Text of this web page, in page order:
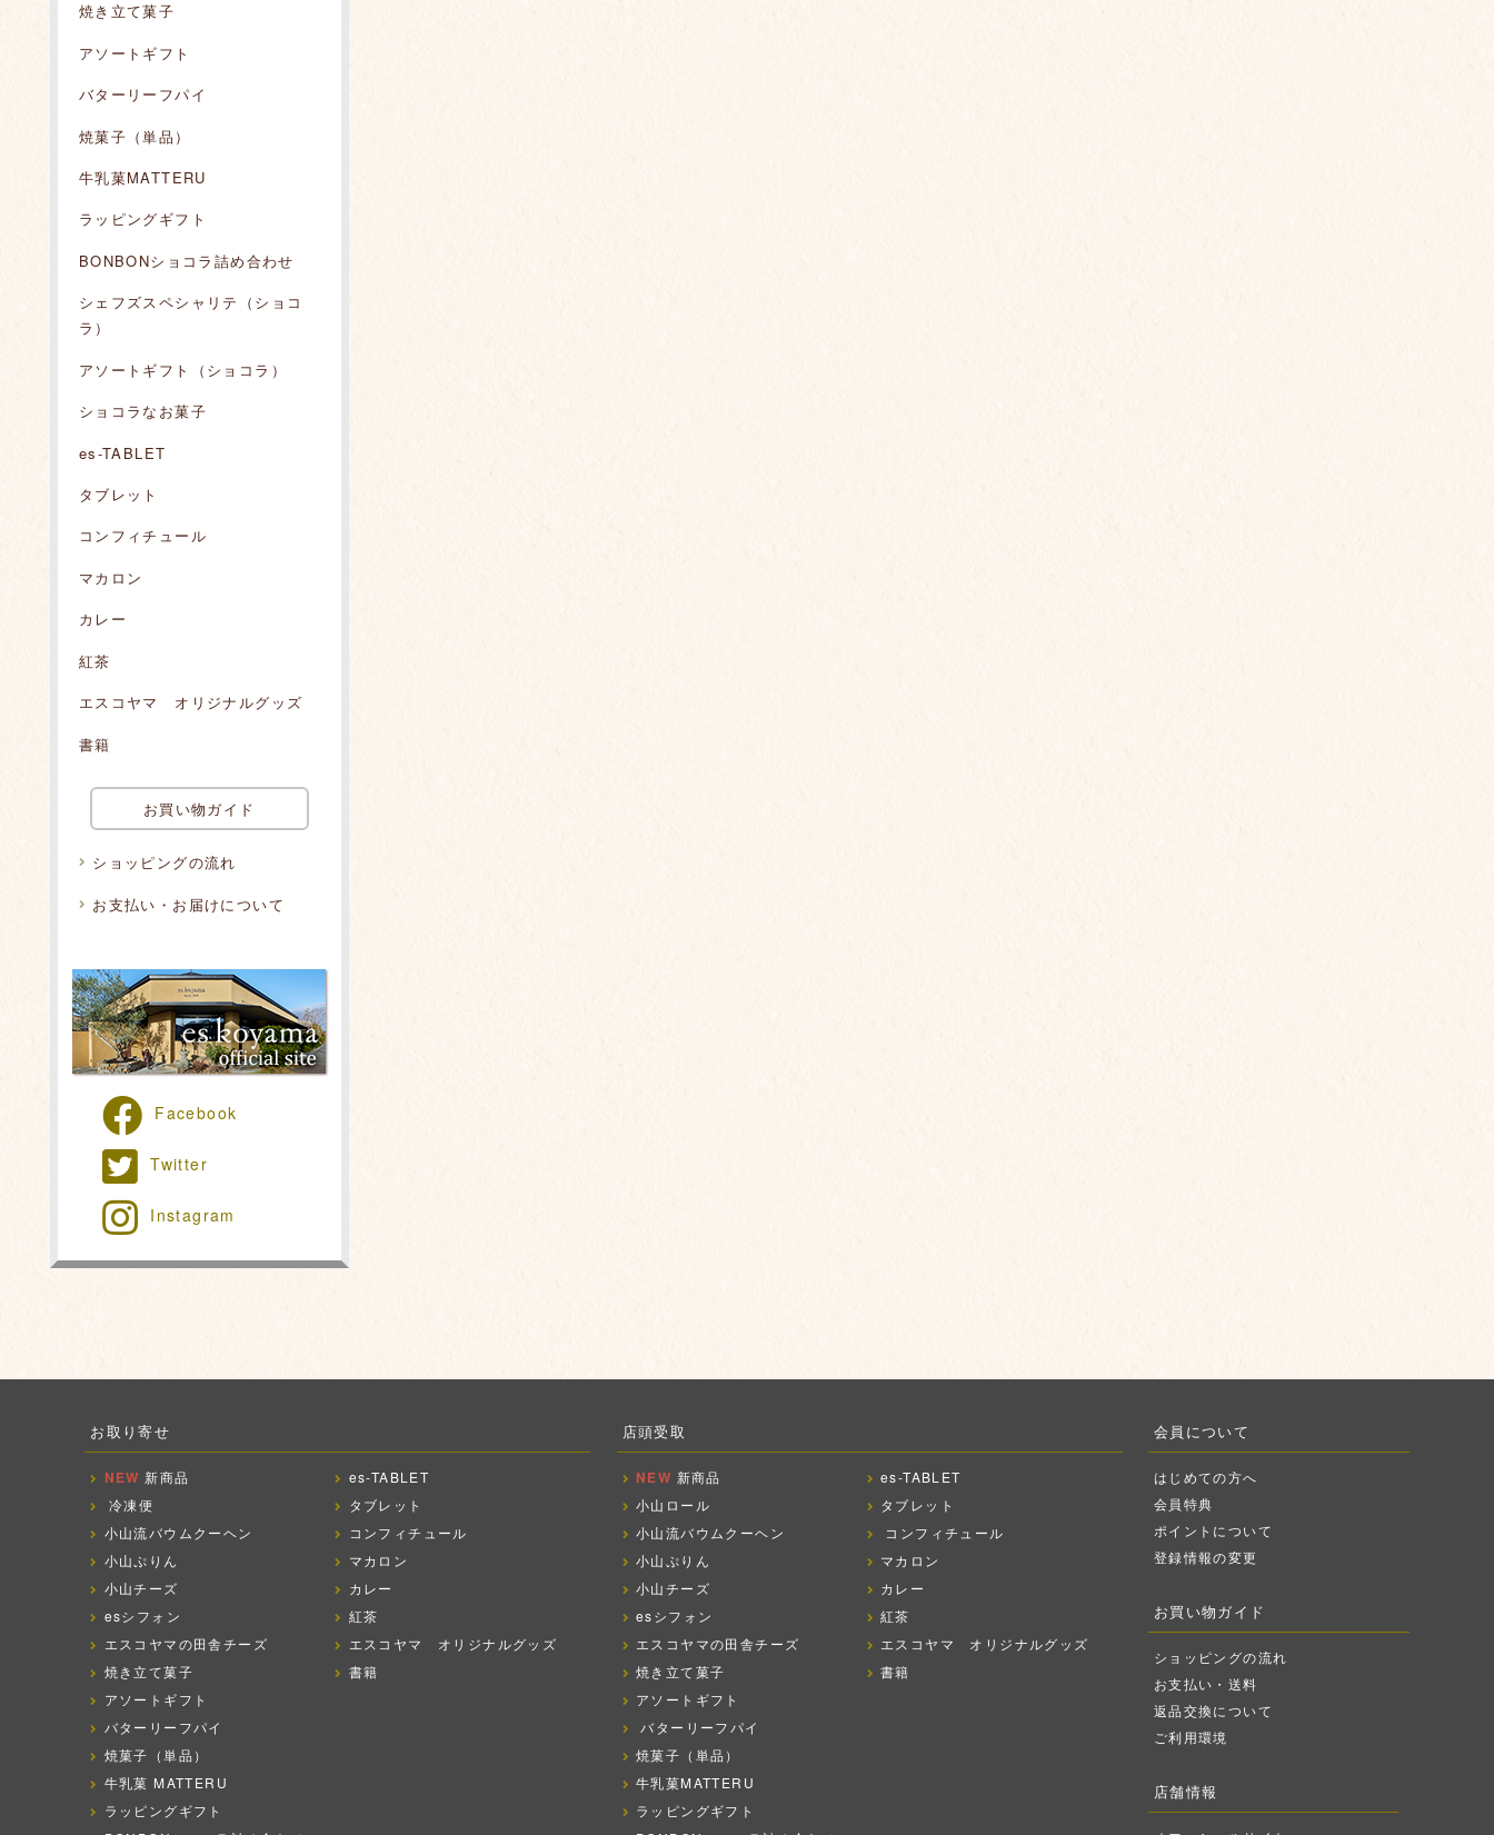
焼き立て菓子
アソートギフト
バターリーフパイ
焼菓子（単品）
牛乳菓MATTERU
ラッピングギフト
BONBONショコラ詰め合わせ
シェフズスペシャリテ（ショコ
ラ）
アソートギフト（ショコラ）
ショコラなお菓子
es-TABLET
タブレット
コンフィチュール
マカロン
カレー
紅茶
エスコヤマ オリジナルグッズ
書籍
お買い物ガイド
ショッピングの流れ
お支払い・お届けについて
Facebook
Twitter
Instagram
お取り寄せ
NEW 新商品
冷凍便
小山流バウムクーヘン
小山ぷりん
小山チーズ
esシフォン
エスコヤマの田舎チーズ
焼き立て菓子
アソートギフト
バターリーフパイ
焼菓子（単品）
牛乳菓 MATTERU
ラッピングギフト
es-TABLET
タブレット
コンフィチュール
マカロン
カレー
紅茶
エスコヤマ オリジナルグッズ
書籍
店頭受取
NEW 新商品
小山ロール
小山流バウムクーヘン
小山ぷりん
小山チーズ
esシフォン
エスコヤマの田舎チーズ
焼き立て菓子
アソートギフト
バターリーフパイ
焼菓子（単品）
牛乳菓MATTERU
ラッピングギフト
es-TABLET
タブレット
コンフィチュール
マカロン
カレー
紅茶
エスコヤマ オリジナルグッズ
書籍
会員について
はじめての方へ
会員特典
ポイントについて
登録情報の変更
お買い物ガイド
ショッピングの流れ
お支払い・送料
返品交換について
ご利用環境
店舗情報